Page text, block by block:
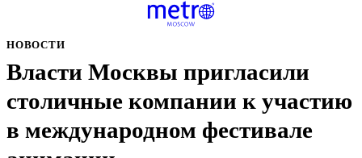
НОВОСТИ
Власти Москвы пригласили
столичные компании к участию
в международном фестивале